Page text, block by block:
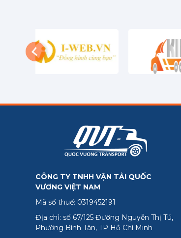
CÔNG TY TNHH VẬN TẢI QUỐC
VƯƠNG VIỆT NAM
Mã số thuế: 0319452191
Địa chỉ: số 67/125 Đường Nguyễn Thị Tú,
Phường Bình Tân, TP Hồ Chí Minh